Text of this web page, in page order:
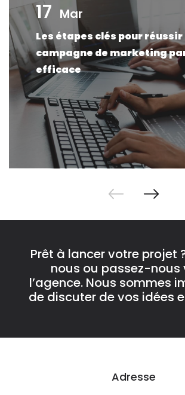
17 Mar
Les étapes clés pour réussir
campagne de marketing
efficace
Adresse
Prêt à lancer votre projet
nous ou passez-nous
l’agence. Nous sommes
de discuter de vos idées